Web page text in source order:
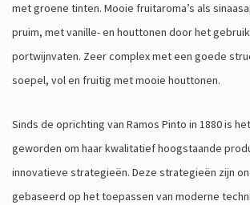
met groene tinten. Mooie fruitaroma’s als
pruim, met vanille- en houttonen door het
portwijnvaten. Zeer complex met een goede
soepel, vol en fruitig met mooie houttonen.
Sinds de oprichting van Ramos Pinto in 1880 is
geworden om haar kwalitatief hoogstaande
innovatieve strategieën. Deze strategieën zijn
gebaseerd op het toepassen van moderne